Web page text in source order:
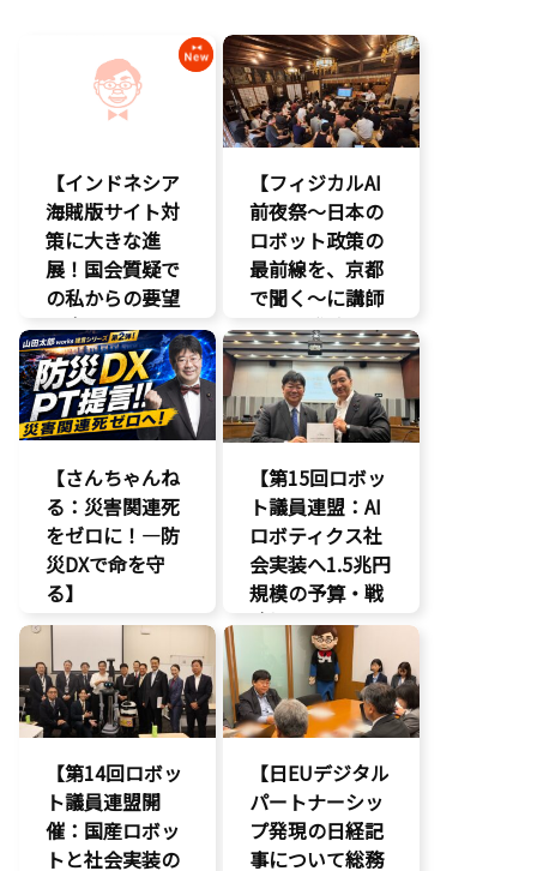
【インドネシア
海賊版サイト対
策に大きな進
展！国会質疑で
の私からの要望
に応え、三谷法
務副大臣がイン
ドネシア法務副
大臣に運営……
エンタメ産業
促進
デジタル著作
権
国会質疑
経済政策
著作権
【フィジカルAI
前夜祭～日本の
ロボット政策の
最前線を、京都
で聞く～に講師
として登壇。会
場は満員御礼、
絶えない人の出
入りと……
AI
【さんちゃんね
る：災害関連死
をゼロに！―防
災DXで命を守
る】
DX
命を守る
防災
【第15回ロボッ
ト議員連盟：AI
ロボティクス社
会実装へ1.5兆円
規模の予算・戦
略提言】
AI
最先端技術
経済政策
製造業
議員連盟
【第14回ロボッ
ト議員連盟開
催：国産ロボッ
トと社会実装の
【日EUデジタル
パートナーシッ
プ発現の日経記
事について総務